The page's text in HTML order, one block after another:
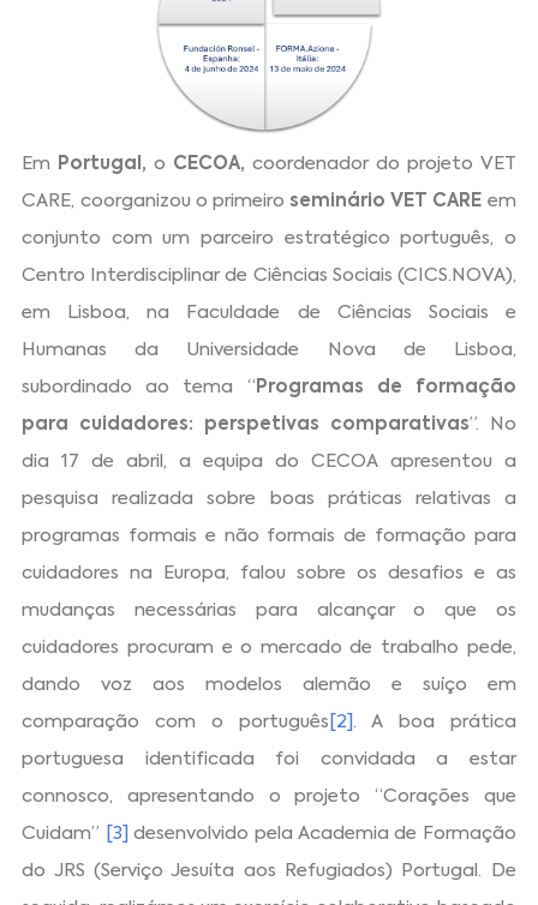
Em Portugal,o CECOA, coordenador do projeto VET
CARE, coorganizou o primeiroseminário VET CARE em
conjunto com um parceiro estratégico português, o
Centro Interdisciplinar de Ciências Sociais (CICS.NOVA),
em Lisboa, na Faculdade de Ciências Sociais e
Humanas da Universidade Nova de Lisboa,
subordinado ao tema “ Programas de formação
para cuidadores: perspetivas comparativas”. No
dia 17 de abril, a equipa do CECOA apresentou a
pesquisa realizada sobre boas práticas relativas a
programas formais e não formais de formação para
cuidadores na Europa, falou sobre os desafios e as
mudanças necessárias para alcançar o que os
cuidadores procuram e o mercado de trabalho pede,
dando voz aos modelos alemão e suíço em
comparação com o português [2] . A boa prática
portuguesa identificada foi convidada a estar
connosco, apresentando o projeto “Corações que
Cuidam” [3] desenvolvido pela Academia de Formação
do JRS (Serviço Jesuíta aos Refugiados) Portugal. De